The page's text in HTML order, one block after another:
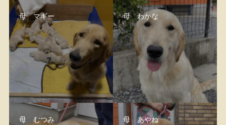
母 マギー 母 わかな
母 むつみ 母 あやね